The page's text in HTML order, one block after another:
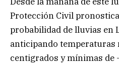
Protección Civil
probabilidad de lluvias en
anticipando temperaturas
centigrados y mínimas de